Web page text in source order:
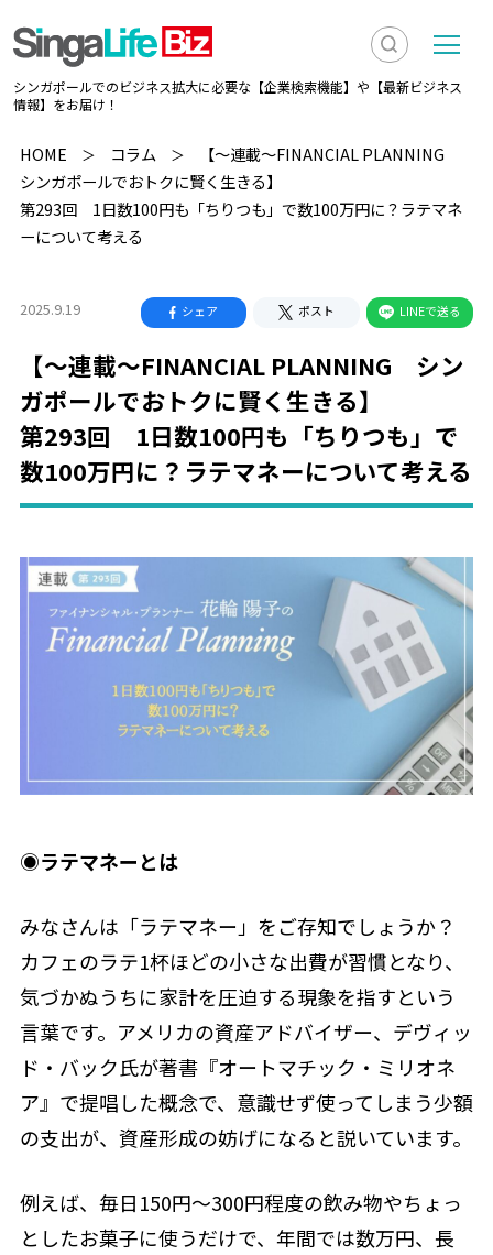
シンガポールでのビジネス拡大に必要な【企業検索機能】や【最新ビジネス
情報】をお届け！
検
検
索
表
示
メ
ニ
HOME コラム
【～連載～FINANCIAL PLANNING
シンガポールでおトクに賢く生きる】
第293回 1日数100円も「ちりつも」で数100万円に？ラテマネ
ーについて考える
2025.9.19 シェア ポスト LINEで送る
【～連載～FINANCIAL PLANNING シン
ガポールでおトクに賢く生きる】
第293回 1日数100円も「ちりつも」で
数100万円に？ラテマネーについて考える
◉ラテマネーとは
みなさんは「ラテマネー」をご存知でしょうか？
カフェのラテ1杯ほどの小さな出費が習慣となり、
気づかぬうちに家計を圧迫する現象を指すという
言葉です。アメリカの資産アドバイザー、デヴィッ
ド・バック氏が著書『オートマチック・ミリオネ
ア』で提唱した概念で、意識せず使ってしまう少額
の支出が、資産形成の妨げになると説いています。
例えば、毎日150円〜300円程度の飲み物やちょっ
としたお菓子に使うだけで、年間では数万円、長